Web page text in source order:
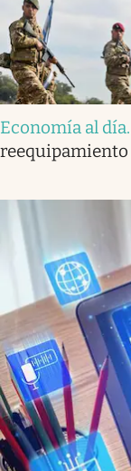
Economía al día.